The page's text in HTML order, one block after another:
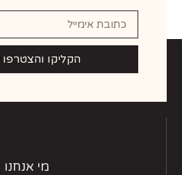
הקליקו והצטרפו
מי אנחנו